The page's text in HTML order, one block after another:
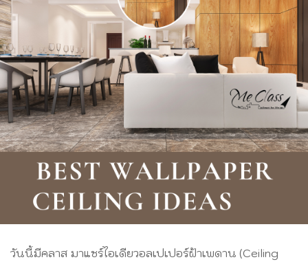
วันนี้มีคลาส มาแชร์ไอเดียวอลเปเปอร์ฝ้าเพดาน (Ceiling